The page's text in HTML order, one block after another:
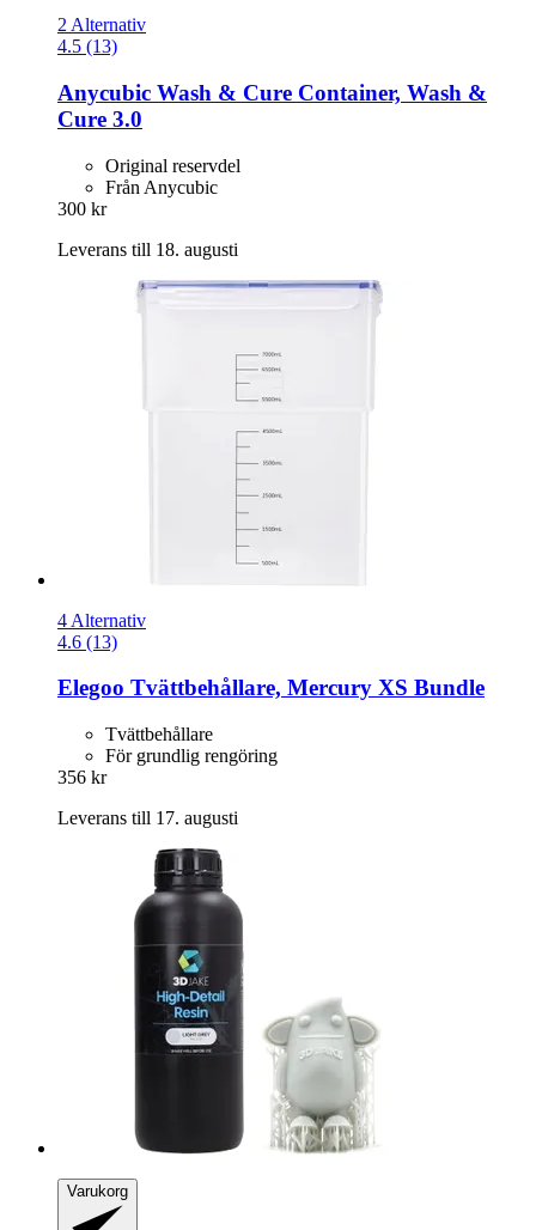
2 Alternativ
4.5 (13)
Anycubic Wash & Cure Container, Wash &
Cure 3.0
Original reservdel
Från Anycubic
300 kr
Leverans till 18. augusti
4 Alternativ
4.6 (13)
Elegoo Tvättbehållare, Mercury XS Bundle
Tvättbehållare
För grundlig rengöring
356 kr
Leverans till 17. augusti
Varukorg